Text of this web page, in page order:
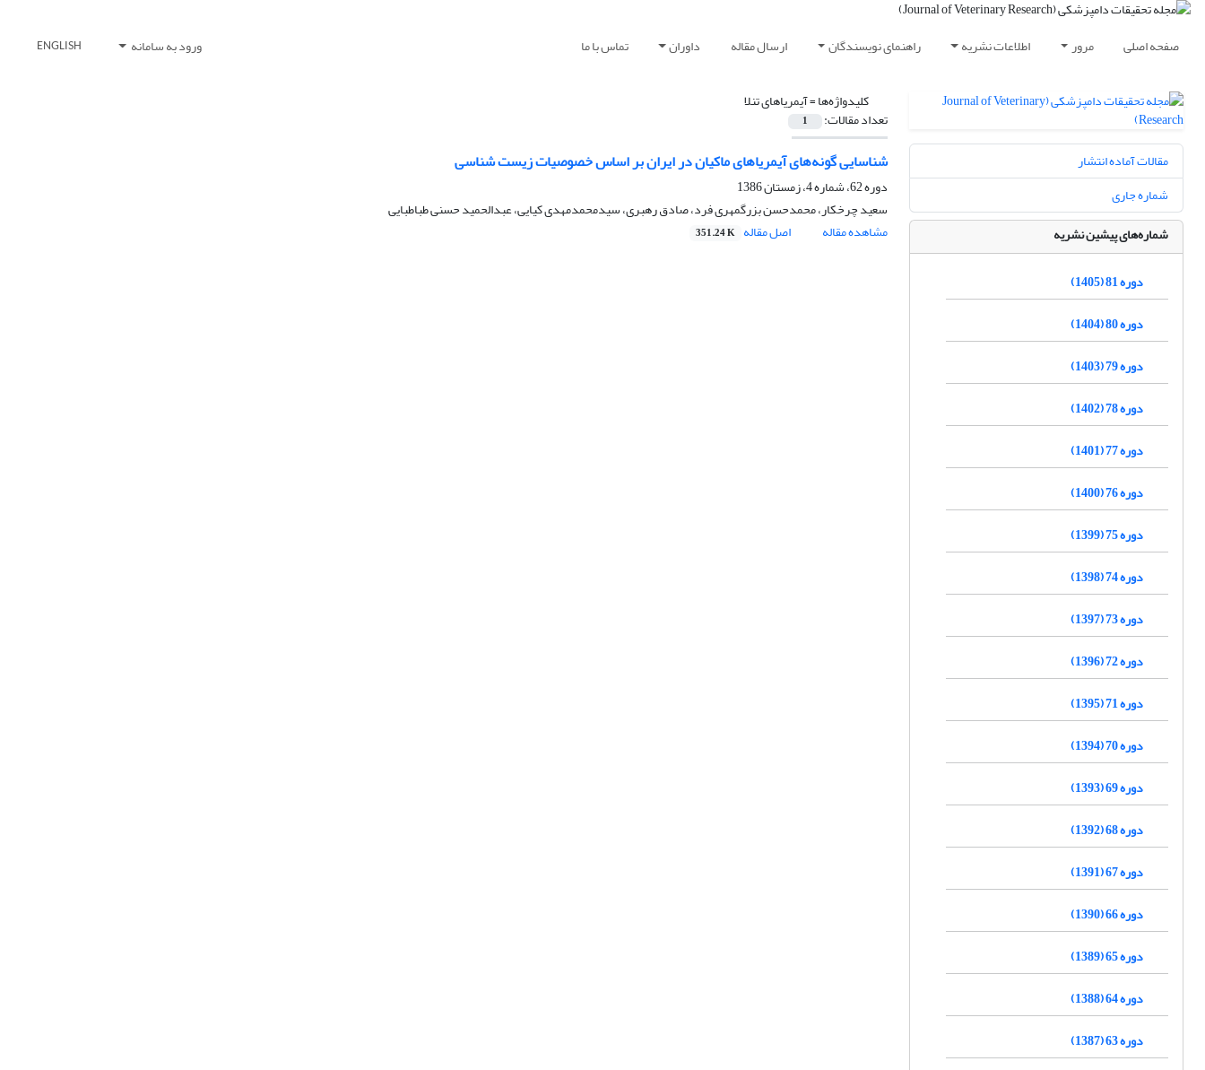
صفحه اصلی مرور اطلاعات نشریه راهنمای نویسندگان ارسال مقاله داوران تماس با ما ورود به سامانه ENGLISH
کلیدواژه‌ها =آیمریاهای تنلا
تعداد مقالات: 1
شناسایی گونه‌های آیمریاهای ماکیان در ایران بر اساس خصوصیات زیست شناسی
دوره 62، شماره 4، زمستان 1386
سعید چرخکار، محمدحسن بزرگمهری فرد، صادق رهبری، سیدمحمدمهدی کیایی، عبدالحمید حسنی طباطبایی
مشاهده مقاله
اصل مقاله 351.24 K
مقالات آماده انتشار
شماره جاری
شماره‌های پیشین نشریه
دوره 81 (1405)
دوره 80 (1404)
دوره 79 (1403)
دوره 78 (1402)
دوره 77 (1401)
دوره 76 (1400)
دوره 75 (1399)
دوره 74 (1398)
دوره 73 (1397)
دوره 72 (1396)
دوره 71 (1395)
دوره 70 (1394)
دوره 69 (1393)
دوره 68 (1392)
دوره 67 (1391)
دوره 66 (1390)
دوره 65 (1389)
دوره 64 (1388)
دوره 63 (1387)